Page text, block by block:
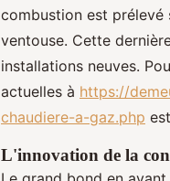
combustion est prélevé
ventouse. Cette
installations neuves.
actuelles à https://
chaudiere-a-gaz.php
L'innovation de la